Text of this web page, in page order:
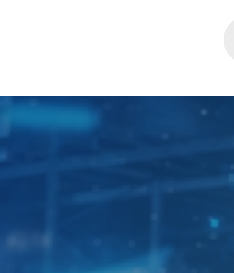
Branchen
Infrastruktur & Betrieb